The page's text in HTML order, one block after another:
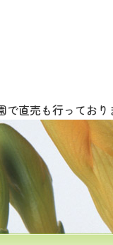
直売も行ってお